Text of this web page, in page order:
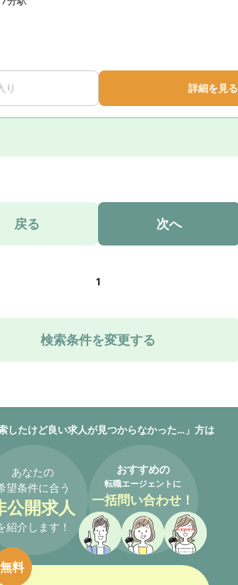
り 詳細を見る
戻る 次へ
1
検索条件を変更する
索したけど良い求人が見つからなかった…」方は
あなたの
望条件に合う
公開求人
紹介します！
おすすめの
転職エージェントに
一括問い合わせ！
無料